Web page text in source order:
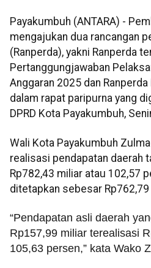
Payakumbuh (ANTARA) -
mengajukan dua rancangan
(Ranperda), yakni Ranperda
Pertanggungjawaban
Anggaran 2025 dan
dalam rapat paripurna yang
DPRD Kota Payakumbuh,
Wali Kota Payakumbuh
realisasi pendapatan daerah
Rp782,43 miliar atau 102,57
ditetapkan sebesar Rp762,79
“Pendapatan asli daerah
Rp157,99 miliar terealisasi
105,63 persen,” kata Wako